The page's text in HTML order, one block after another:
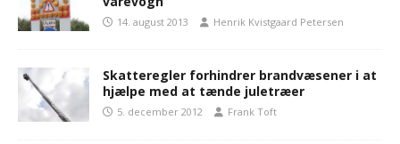
14. august 2013 Henrik Kvistgaard Petersen
Skatteregler forhindrer brandvæsener i at
hjælpe med at tænde juletræer
5. december 2012 Frank Toft